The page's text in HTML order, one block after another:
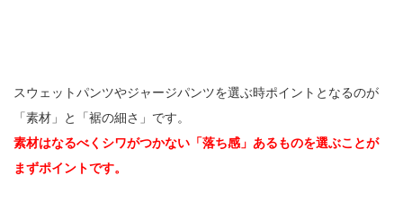
スウェットパンツやジャージパンツを選ぶ時ポイントとなるのが
「素材」と「裾の細さ」です。
素材はなるべくシワがつかない「落ち感」あるものを選ぶことが
まずポイントです。